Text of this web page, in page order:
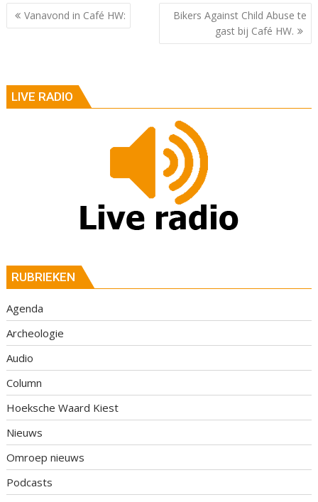
Berichtnavigatie
Vanavond in Café HW:
Bikers Against Child Abuse te
gast bij Café HW.
LIVE RADIO
RUBRIEKEN
Agenda
Archeologie
Audio
Column
Hoeksche Waard Kiest
Nieuws
Omroep nieuws
Podcasts